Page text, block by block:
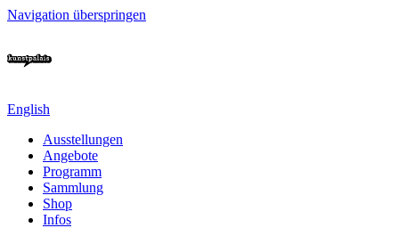
Navigation überspringen
English
Ausstellungen
Angebote
Programm
Sammlung
Shop
Infos